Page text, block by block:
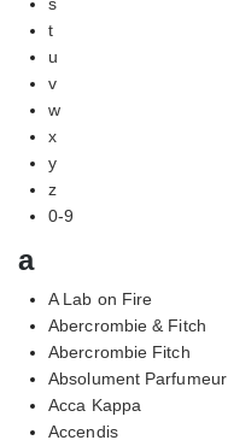
t
u
v
w
x
y
z
0-9
a
A Lab on Fire
Abercrombie & Fitch
Abercrombie Fitch
Absolument Parfumeur
Acca Kappa
Accendis